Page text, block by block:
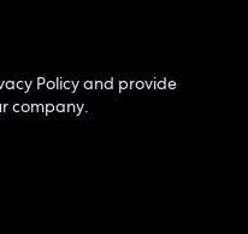
Policyand provide
company.